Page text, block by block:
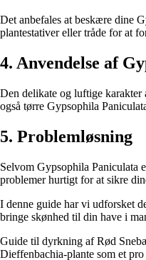
Det anbefales at beskære dine
plantestativer eller tråde for at
4. Anvendelse af
Den delikate og luftige karakter
også tørre Gypsophila
5. Problemløsning
Selvom Gypsophila Paniculata
problemer hurtigt for at sikre
I denne guide har vi udforsket
bringe skønhed til din have i
Guide til dyrkning af Rød
Dieffenbachia-plante som et pro